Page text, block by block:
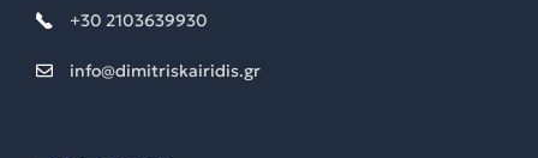
+30 2103639930
info@dimitriskairidis.gr